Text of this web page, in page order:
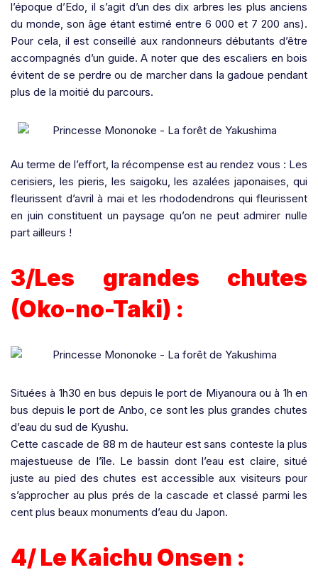
l’époque d’Edo, il s’agit d’un des dix arbres les plus anciens
du monde, son âge étant estimé entre 6 000 et 7 200 ans).
Pour cela, il est conseillé aux randonneurs débutants d’être
accompagnés d’un guide. A noter que des escaliers en bois
évitent de se perdre ou de marcher dans la gadoue pendant
plus de la moitié du parcours.
Au terme de l’effort, la récompense est au rendez vous : Les
cerisiers, les pieris, les saigoku, les azalées japonaises, qui
fleurissent d’avril à mai et les rhododendrons qui fleurissent
en juin constituent un paysage qu’on ne peut admirer nulle
part ailleurs !
3/Les grandes chutes
(Oko-no-Taki) :
Situées à 1h30 en bus depuis le port de Miyanoura ou à 1h en
bus depuis le port de Anbo, ce sont les plus grandes chutes
d’eau du sud de Kyushu.
Cette cascade de 88 m de hauteur est sans conteste la plus
majestueuse de l’île. Le bassin dont l’eau est claire, situé
juste au pied des chutes est accessible aux visiteurs pour
s’approcher au plus prés de la cascade et classé parmi les
cent plus beaux monuments d’eau du Japon.
4/ Le Kaichu Onsen :